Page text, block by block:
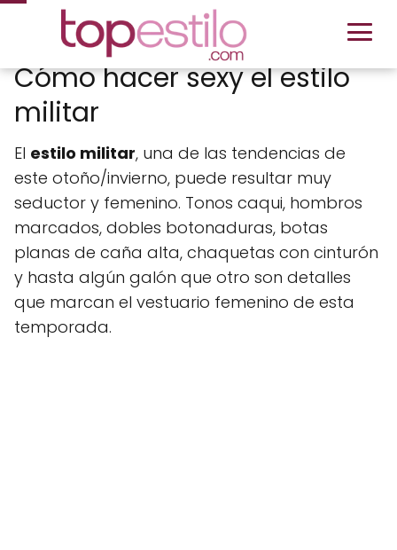
Cómo hacer sexy el estilo
militar
El estilo militar, una de las tendencias de
este otoño/invierno, puede resultar muy
seductor y femenino. Tonos caqui, hombros
marcados, dobles botonaduras, botas
planas de caña alta, chaquetas con cinturón
y hasta algún galón que otro son detalles
que marcan el vestuario femenino de esta
temporada.